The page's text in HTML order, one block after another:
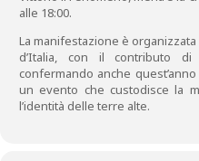
alle 18:00.
La manifestazione è organizzata
d’Italia, con il contributo
confermando anche
un evento che custodisce la
l’identità delle terre alte.